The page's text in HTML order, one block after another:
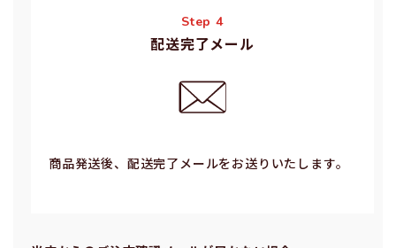
Step 4
配送完了メール
商品発送後、配送完了メールをお送りいたします。